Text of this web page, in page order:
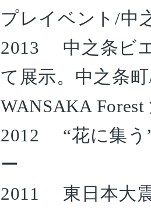
プレイベント/中
2013 中之条ビ
て展示。中之条
WANSAKA
2012 “花に集う
ー
2011 東日本大